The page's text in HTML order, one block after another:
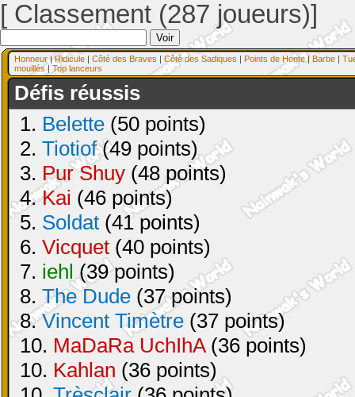
[ Classement (287 joueurs)]
Honneur|Ridicule | Côté des Braves | Côté des Sadiques | Points de Honte| Barbe |
mouillés| Top lanceurs
Défis réussis
1. Belette (50 points)
2. Tiotiof(49 points)
3. Pur Shuy (48 points)
4.Kai (46 points)
5. Soldat (41 points)
6. Vicquet (40 points)
7. iehl(39 points)
8. The Dude (37 points)
8.Vincent Timètre (37 points)
10. MaDaRa UchIhA(36 points)
10. Kahlan (36 points)